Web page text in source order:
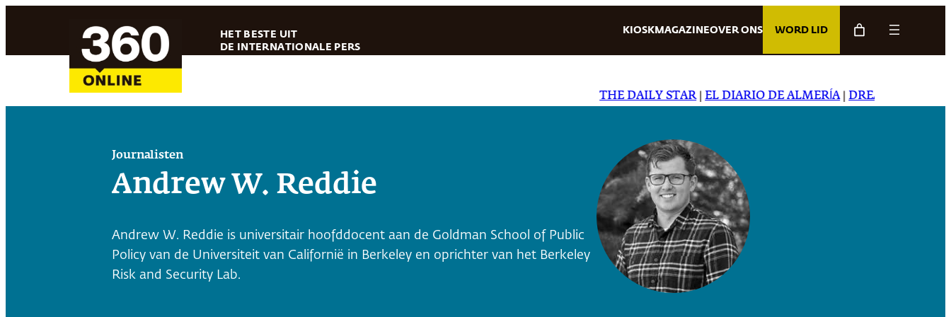
HET BESTE UIT
DE INTERNATIONALE PERS
KIOSK MAGAZINEOVER ONS WORD LID
THE DAILY STAR|EL DIARIO DE ALMERÍA|DREAMING IN
Journalisten
Andrew W. Reddie
Andrew W. Reddie is universitair hoofddocent aan de Goldman School of Public
Policy van de Universiteit van Californië in Berkeley en oprichter van het Berkeley
Risk and Security Lab.